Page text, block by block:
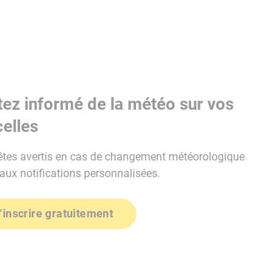
informé de la météo sur vos
avertis en cas de changement météorologique
notifications personnalisées.
gratuitement